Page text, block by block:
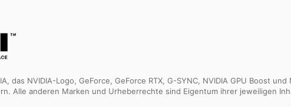
das NVIDIA-Logo, GeForce, GeForce RTX, G-SYNC, NVIDIA GPU Boost
Alle anderen Marken und Urheberrechte sind Eigentum ihrer jeweiligen